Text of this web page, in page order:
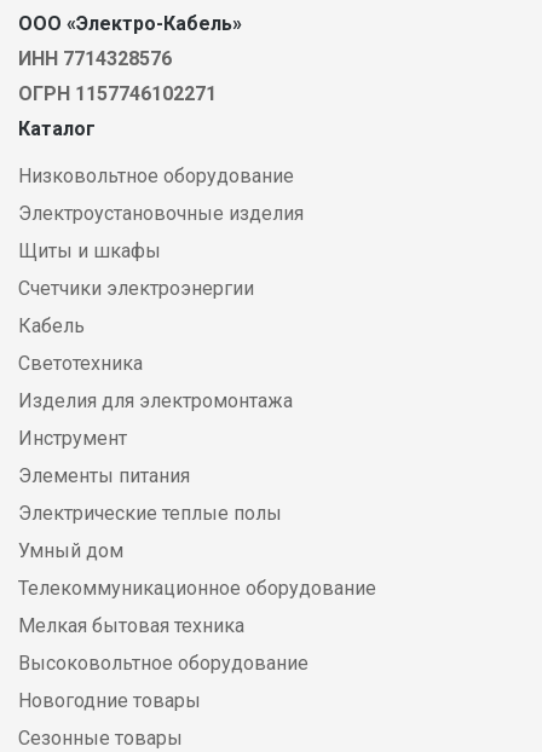
ООО «Электро-Кабель»
ИНН 7714328576
ОГРН 1157746102271
Каталог
Низковольтное оборудование
Электроустановочные изделия
Щиты и шкафы
Счетчики электроэнергии
Кабель
Светотехника
Изделия для электромонтажа
Инструмент
Элементы питания
Электрические теплые полы
Умный дом
Телекоммуникационное оборудование
Мелкая бытовая техника
Высоковольтное оборудование
Новогодние товары
Сезонные товары